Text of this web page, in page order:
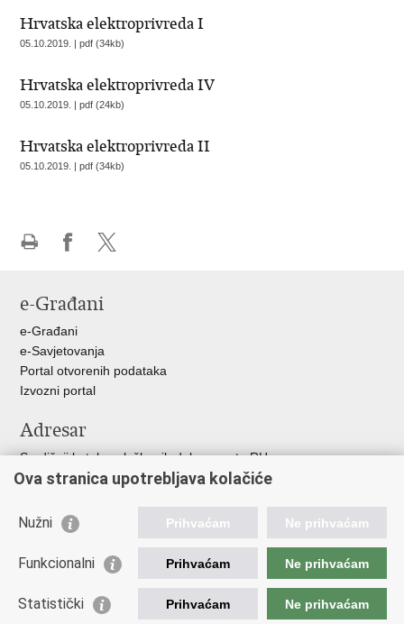
Hrvatska elektroprivreda I
05.10.2019. | pdf (34kb)
Hrvatska elektroprivreda IV
05.10.2019. | pdf (24kb)
Hrvatska elektroprivreda II
05.10.2019. | pdf (34kb)
Facebooku
X-
e-Građani
e-Građani
e-Savjetovanja
Portal otvorenih podataka
Izvozni portal
Adresar
Središnji katalog službenih dokumenata RH
Adresar tijela javne vlasti
Popis dužnosnika u RH
Korisne poveznice
Hrvatski Sabor
Ova stranica upotrebljava kolačiće
Nužni Prihvaćam Ne prihvaćam
Funkcionalni Prihvaćam Ne prihvaćam
Statistički Prihvaćam Ne prihvaćam